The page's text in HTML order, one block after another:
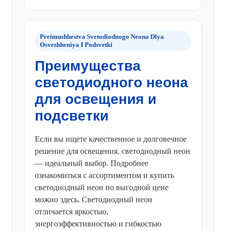
Preimushhestva Svetodiodnogo Neona Dlya
Osveshheniya I Podsvetki
Преимущества
светодиодного неона
для освещения и
подсветки
Если вы ищете качественное и долговечное
решение для освещения, светодиодный неон
— идеальный выбор. Подробнее
ознакомиться с ассортиментом и купить
светодиодный неон по выгодной цене
можно здесь. Светодиодный неон
отличается яркостью,
энергоэффективностью и гибкостью